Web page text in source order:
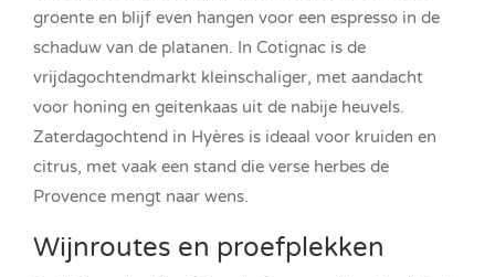
groente en blijf even hangen voor een espresso in de
schaduw van de platanen. In Cotignac is de
vrijdagochtendmarkt kleinschaliger, met aandacht
voor honing en geitenkaas uit de nabije heuvels.
Zaterdagochtend in Hyères is ideaal voor kruiden en
citrus, met vaak een stand die verse herbes de
Provence mengt naar wens.
Wijnroutes en proefplekken